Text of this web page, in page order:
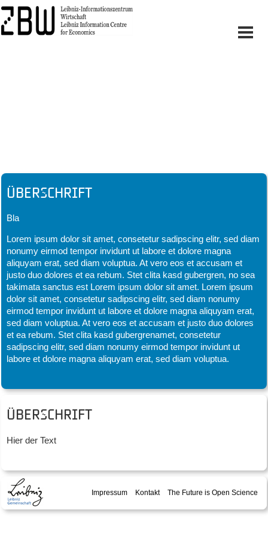
Überschrift
Bla
Lorem ipsum dolor sit amet, consetetur sadipscing elitr, sed diam
nonumy eirmod tempor invidunt ut labore et dolore magna
aliquyam erat, sed diam voluptua. At vero eos et accusam et
justo duo dolores et ea rebum. Stet clita kasd gubergren, no sea
takimata sanctus est Lorem ipsum dolor sit amet. Lorem ipsum
dolor sit amet, consetetur sadipscing elitr, sed diam nonumy
eirmod tempor invidunt ut labore et dolore magna aliquyam erat,
sed diam voluptua. At vero eos et accusam et justo duo dolores
et ea rebum. Stet clita kasd gubergrenamet, consetetur
sadipscing elitr, sed diam nonumy eirmod tempor invidunt ut
labore et dolore magna aliquyam erat, sed diam voluptua.
Überschrift
Hier der Text
Impressum Kontakt The Future is Open Science